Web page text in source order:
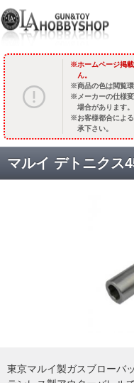
ホームページ掲
ん。
商品の色は閲覧
メーカーの仕様
場合があります。
お客様都合によ
承下さい。
東京マルイ製ガスブローバ